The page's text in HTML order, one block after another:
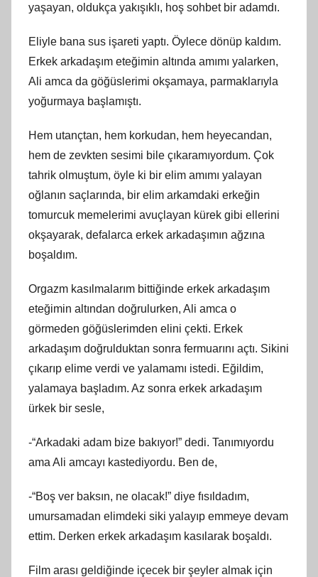
yaşayan, oldukça yakışıklı, hoş sohbet bir adamdı.
Eliyle bana sus işareti yaptı. Öylece dönüp kaldım.
Erkek arkadaşım eteğimin altında amımı yalarken,
Ali amca da göğüslerimi okşamaya, parmaklarıyla
yoğurmaya başlamıştı.
Hem utançtan, hem korkudan, hem heyecandan,
hem de zevkten sesimi bile çıkaramıyordum. Çok
tahrik olmuştum, öyle ki bir elim amımı yalayan
oğlanın saçlarında, bir elim arkamdaki erkeğin
tomurcuk memelerimi avuçlayan kürek gibi ellerini
okşayarak, defalarca erkek arkadaşımın ağzına
boşaldım.
Orgazm kasılmalarım bittiğinde erkek arkadaşım
eteğimin altından doğrulurken, Ali amca o
görmeden göğüslerimden elini çekti. Erkek
arkadaşım doğrulduktan sonra fermuarını açtı. Sikini
çıkarıp elime verdi ve yalamamı istedi. Eğildim,
yalamaya başladım. Az sonra erkek arkadaşım
ürkek bir sesle,
-“Arkadaki adam bize bakıyor!” dedi. Tanımıyordu
ama Ali amcayı kastediyordu. Ben de,
-“Boş ver baksın, ne olacak!” diye fısıldadım,
umursamadan elimdeki siki yalayıp emmeye devam
ettim. Derken erkek arkadaşım kasılarak boşaldı.
Film arası geldiğinde içecek bir şeyler almak için